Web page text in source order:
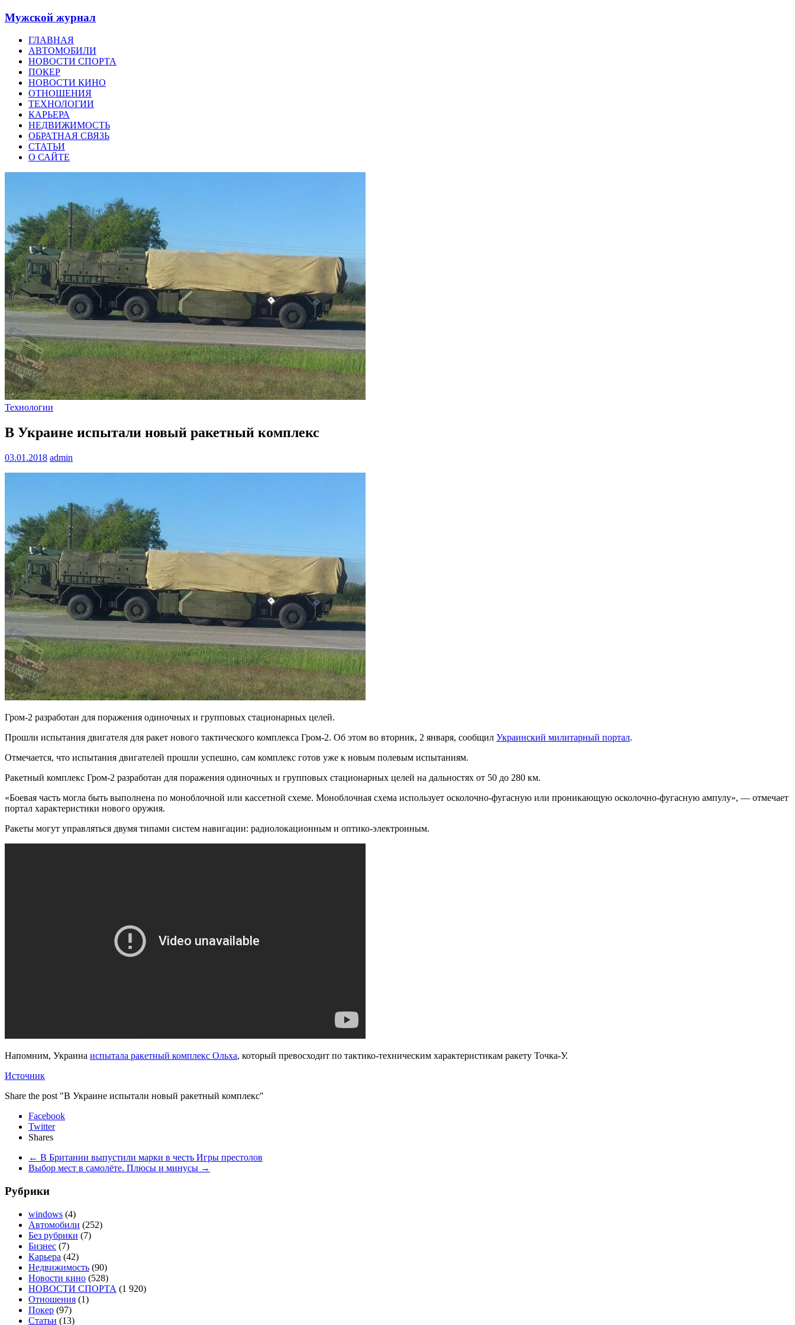
Мужской журнал
ГЛАВНАЯ
АВТОМОБИЛИ
НОВОСТИ СПОРТА
ПОКЕР
НОВОСТИ КИНО
ОТНОШЕНИЯ
ТЕХНОЛОГИИ
КАРЬЕРА
НЕДВИЖИМОСТЬ
ОБРАТНАЯ СВЯЗЬ
СТАТЬИ
О САЙТЕ
Технологии
В Украине испытали новый ракетный комплекс
03.01.2018 admin
Гром-2 разработан для поражения одиночных и групповых стационарных целей.
Прошли испытания двигателя для ракет нового тактического комплекса Гром-2. Об этом во вторник, 2 января, сообщил Украинский милитарный портал.
Отмечается, что испытания двигателей прошли успешно, сам комплекс готов уже к новым полевым испытаниям.
Ракетный комплекс Гром-2 разработан для поражения одиночных и групповых стационарных целей на дальностях от 50 до 280 км.
«Боевая часть могла быть выполнена по моноблочной или кассетной схеме. Моноблочная схема использует осколочно-фугасную или проникающую осколочно-фугасную ампулу», — отмечает
портал характеристики нового оружия.
Ракеты могут управляться двумя типами систем навигации: радиолокационным и оптико-электронным.
Напомним, Украина испытала ракетный комплекс Ольха, который превосходит по тактико-техническим характеристикам ракету Точка-У.
Источник
Share the post "В Украине испытали новый ракетный комплекс"
Facebook
Twitter
Shares
← В Британии выпустили марки в честь Игры престолов
Выбор мест в самолёте. Плюсы и минусы →
Рубрики
windows (4)
Автомобили (252)
Без рубрики (7)
Бизнес (7)
Карьера (42)
Недвижимость (90)
Новости кино (528)
НОВОСТИ СПОРТА (1 920)
Отношения (1)
Покер (97)
Статьи (13)